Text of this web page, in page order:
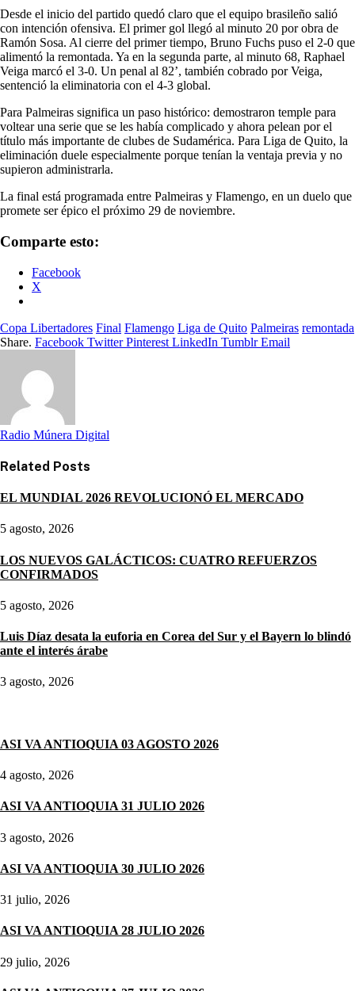
Desde el inicio del partido quedó claro que el equipo brasileño salió
con intención ofensiva. El primer gol llegó al minuto 20 por obra de
Ramón Sosa. Al cierre del primer tiempo, Bruno Fuchs puso el 2-0 que
alimentó la remontada. Ya en la segunda parte, al minuto 68, Raphael
Veiga marcó el 3-0. Un penal al 82’, también cobrado por Veiga,
sentenció la eliminatoria con el 4-3 global.
Para Palmeiras significa un paso histórico: demostraron temple para
voltear una serie que se les había complicado y ahora pelean por el
título más importante de clubes de Sudamérica. Para Liga de Quito, la
eliminación duele especialmente porque tenían la ventaja previa y no
supieron administrarla.
La final está programada entre Palmeiras y Flamengo, en un duelo que
promete ser épico el próximo 29 de noviembre.
Comparte esto:
Facebook
X
Copa Libertadores Final Flamengo Liga de Quito Palmeiras remontada
Share. Facebook Twitter Pinterest LinkedIn Tumblr Email
Radio Múnera Digital
Related Posts
EL MUNDIAL 2026 REVOLUCIONÓ EL MERCADO
5 agosto, 2026
LOS NUEVOS GALÁCTICOS: CUATRO REFUERZOS
CONFIRMADOS
5 agosto, 2026
Luis Díaz desata la euforia en Corea del Sur y el Bayern lo blindó
ante el interés árabe
3 agosto, 2026
ASI VA ANTIOQUIA 03 AGOSTO 2026
4 agosto, 2026
ASI VA ANTIOQUIA 31 JULIO 2026
3 agosto, 2026
ASI VA ANTIOQUIA 30 JULIO 2026
31 julio, 2026
ASI VA ANTIOQUIA 28 JULIO 2026
29 julio, 2026